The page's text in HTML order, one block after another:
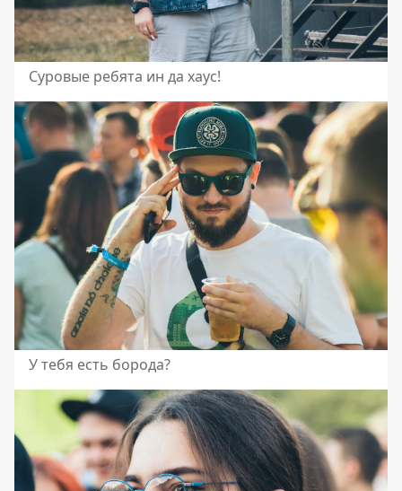
Суровые ребята ин да хаус!
У тебя есть борода?